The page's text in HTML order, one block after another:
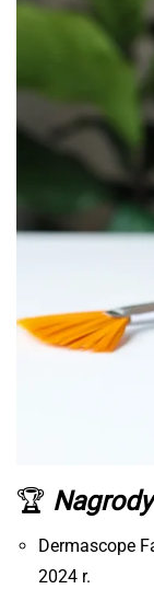
🏆
Dermascope
2024 r.